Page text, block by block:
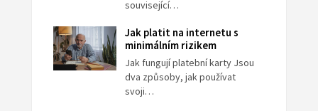
související…
Jak platit na internetu s
minimálním rizikem
Jak fungují platební karty Jsou
dva způsoby, jak používat
svoji…